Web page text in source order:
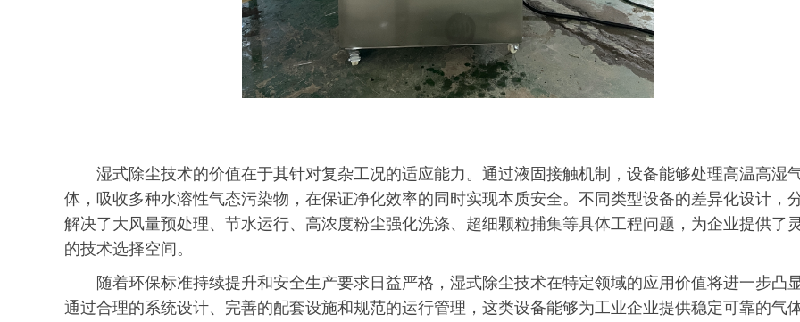
湿式除尘技术的价值在于其针对复杂工况的适应能力。通过液固接触机制，设备能够处理高温高湿
体，吸收多种水溶性气态污染物，在保证净化效率的同时实现本质安全。不同类型设备的差异化设计，
解决了大风量预处理、节水运行、高浓度粉尘强化洗涤、超细颗粒捕集等具体工程问题，为企业提供了
的技术选择空间。
随着环保标准持续提升和安全生产要求日益严格，湿式除尘技术在特定领域的应用价值将进一步凸显
通过合理的系统设计、完善的配套设施和规范的运行管理，这类设备能够为工业企业提供稳定可靠的气